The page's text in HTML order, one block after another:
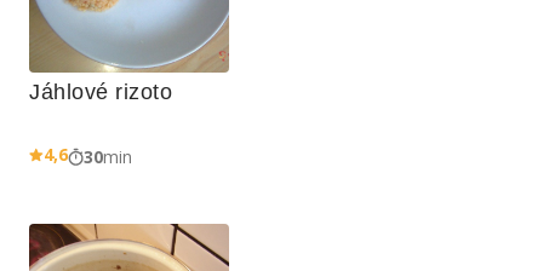
Jáhlové rizoto
4,6 30min